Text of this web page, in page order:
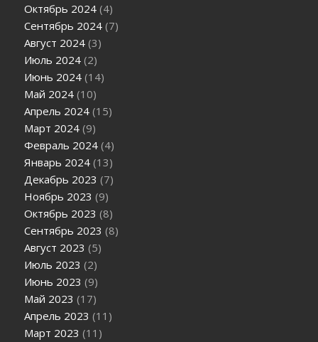
Октябрь 2024 (4)
Сентябрь 2024 (7)
Август 2024 (3)
Июль 2024 (2)
Июнь 2024 (14)
Май 2024 (10)
Апрель 2024 (15)
Март 2024 (9)
Февраль 2024 (4)
Январь 2024 (13)
Декабрь 2023 (7)
Ноябрь 2023 (9)
Октябрь 2023 (8)
Сентябрь 2023 (8)
Август 2023 (5)
Июль 2023 (2)
Июнь 2023 (9)
Май 2023 (17)
Апрель 2023 (11)
Март 2023 (11)